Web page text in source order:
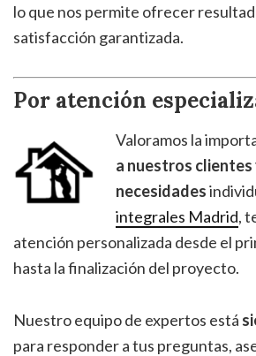
lo que nos permite ofrecer
satisfacción garantizada.
Por atención
Valoramos la
a nuestros clientes
necesidades
integrales Madrid,
atención personalizada desde el
hasta la finalización del proyecto.
Nuestro equipo de expertos está
para responder a tus preguntas,